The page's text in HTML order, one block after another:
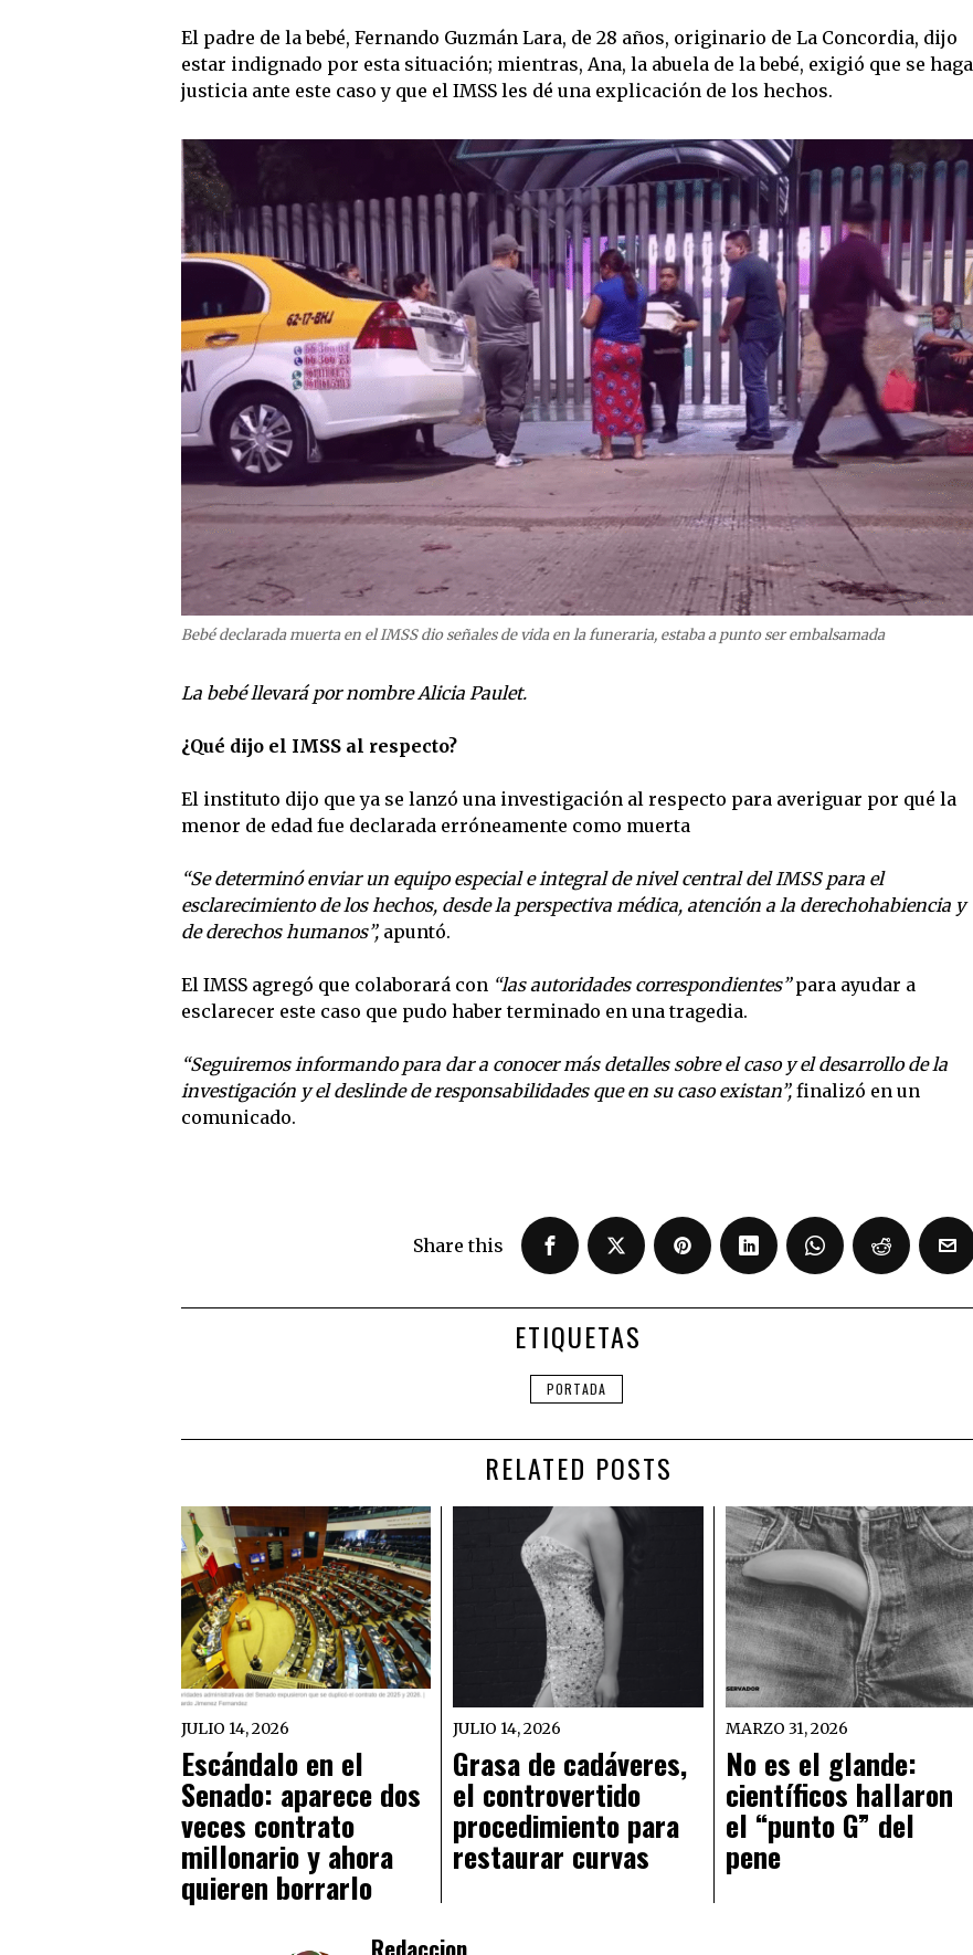
El padre de la bebé, Fernando Guzmán Lara, de 28 años, originario de La Concordia, dijo
estar indignado por esta situación; mientras, Ana, la abuela de la bebé, exigió que se haga
justicia ante este caso y que el IMSS les dé una explicación de los hechos.
Bebé declarada muerta en el IMSS dio señales de vida en la funeraria, estaba a punto ser embalsamada
La bebé llevará por nombre Alicia Paulet.
¿Qué dijo el IMSS al respecto?
El instituto dijo que ya se lanzó una investigación al respecto para averiguar por qué la
menor de edad fue declarada erróneamente como muerta
“Se determinó enviar un equipo especial e integral de nivel central del IMSS para el
esclarecimiento de los hechos, desde la perspectiva médica, atención a la derechohabiencia y
de derechos humanos”,apuntó.
El IMSS agregó que colaborará con “las autoridades correspondientes”para ayudar a
esclarecer este caso que pudo haber terminado en una tragedia.
“Seguiremos informando para dar a conocer más detalles sobre el caso y el desarrollo de la
investigación y el deslinde de responsabilidades que en su caso existan”, finalizó en un
comunicado.
Share this
ETIQUETAS
PORTADA
RELATED POSTS
JULIO 14, 2026
Escándalo en el
Senado: aparece dos
veces contrato
millonario y ahora
quieren borrarlo
JULIO 14, 2026
Grasa de cadáveres,
el controvertido
procedimiento para
restaurar curvas
MARZO 31, 2026
No es el glande:
científicos hallaron
el “punto G” del
pene
Redaccion